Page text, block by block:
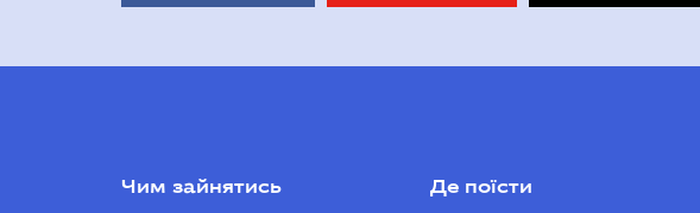
Чим зайнятись Де поїсти